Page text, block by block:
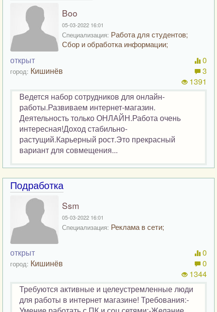
Boo
05-03-2022 16:01
Специализация: Работа для студентов;
Сбор и обработка информации;
открыт
город: Кишинёв
0
3
1391
Ведется набор сотрудников для онлайн-
работы.Развиваем интернет-магазин.
Деятельность только ОНЛАЙН.Работа очень
интересная!Доход стабильно-
растущий.Карьерный рост.Это прекрасный
вариант для совмещения...
Подработка
Ssm
05-03-2022 16:01
Специализация: Реклама в сети;
открыт
город: Кишинёв
0
0
1344
Требуются активные и целеустремленные люди
для работы в интернет магазине! Требования:-